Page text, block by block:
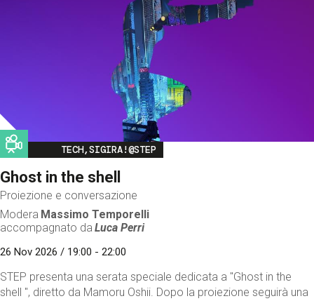
Image
TECH,SIGIRA!@STEP
Ghost in the shell
Proiezione e conversazione
Modera Massimo Temporelli
accompagnato da Luca Perri
26 Nov 2026 / 19:00 - 22:00
STEP presenta una serata speciale dedicata a "Ghost in the
shell ", diretto da Mamoru Oshii. Dopo la proiezione seguirà una